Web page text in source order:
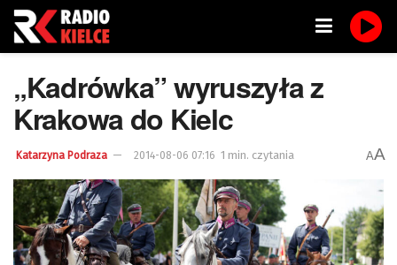
„Kadrówka” wyruszyła z
Krakowa do Kielc
Katarzyna Podraza 2014-08-06 07:16 1 min. czytania AA